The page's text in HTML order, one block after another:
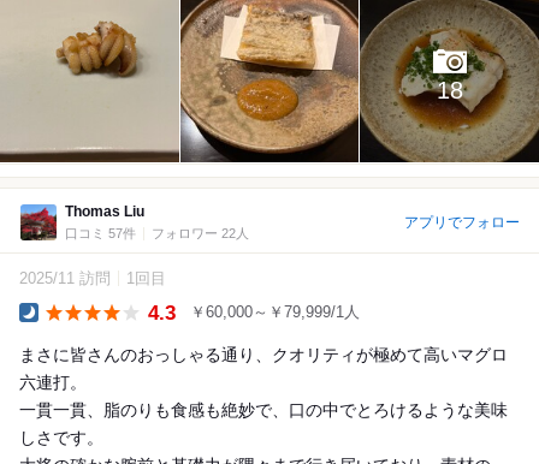
18
Thomas Liu
口コミ 57件 フォロワー 22人
アプリでフォロー
2025/11 訪問 1回目
4.3 ￥60,000～￥79,999/1人
まさに皆さんのおっしゃる通り、クオリティが極めて高いマグロ
六連打。
一貫一貫、脂のりも食感も絶妙で、口の中でとろけるような美味
しさです。